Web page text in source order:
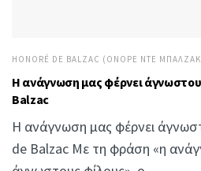
HONORÉ DE BALZAC (ΟΝΟΡΈ ΝΤΕ
Η ανάγνωση μας φέρνει
Balzac
Η ανάγνωση μας φέρνει
de Balzac Με τη φράση «η